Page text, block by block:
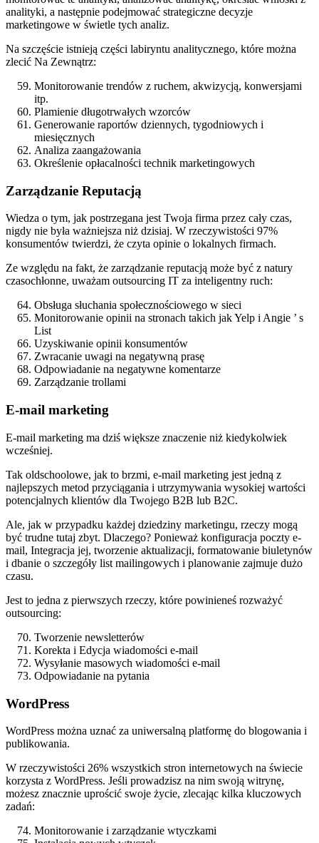
analityki, a następnie podejmować strategiczne decyzje
marketingowe w świetle tych analiz.
Na szczęście istnieją części labiryntu analitycznego, które można
zlecić Na Zewnątrz:
Monitorowanie trendów z ruchem, akwizycją, konwersjami
itp.
Plamienie długotrwałych wzorców
Generowanie raportów dziennych, tygodniowych i
miesięcznych
Analiza zaangażowania
Określenie opłacalności technik marketingowych
Zarządzanie Reputacją
Wiedza o tym, jak postrzegana jest Twoja firma przez cały czas,
nigdy nie była ważniejsza niż dzisiaj. W rzeczywistości 97%
konsumentów twierdzi, że czyta opinie o lokalnych firmach.
Ze względu na fakt, że zarządzanie reputacją może być z natury
czasochłonne, uważam outsourcing IT za inteligentny ruch:
Obsługa słuchania społecznościowego w sieci
Monitorowanie opinii na stronach takich jak Yelp i Angie ’ s
List
Uzyskiwanie opinii konsumentów
Zwracanie uwagi na negatywną prasę
Odpowiadanie na negatywne komentarze
Zarządzanie trollami
E-mail marketing
E-mail marketing ma dziś większe znaczenie niż kiedykolwiek
wcześniej.
Tak oldschoolowe, jak to brzmi, e-mail marketing jest jedną z
najlepszych metod przyciągania i utrzymywania wysokiej wartości
potencjalnych klientów dla Twojego B2B lub B2C.
Ale, jak w przypadku każdej dziedziny marketingu, rzeczy mogą
być trudne tutaj zbyt. Dlaczego? Ponieważ konfiguracja poczty e-
mail, Integracja jej, tworzenie aktualizacji, formatowanie biuletynów
i dbanie o szczegóły list mailingowych i planowanie zajmuje dużo
czasu.
Jest to jedna z pierwszych rzeczy, które powinieneś rozważyć
outsourcing:
Tworzenie newsletterów
Korekta i Edycja wiadomości e-mail
Wysyłanie masowych wiadomości e-mail
Odpowiadanie na pytania
WordPress
WordPress można uznać za uniwersalną platformę do blogowania i
publikowania.
W rzeczywistości 26% wszystkich stron internetowych na świecie
korzysta z WordPress. Jeśli prowadzisz na nim swoją witrynę,
możesz znacznie uprościć swoje życie, zlecając kilka kluczowych
zadań:
Monitorowanie i zarządzanie wtyczkami